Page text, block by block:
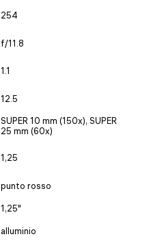
254
f/11.8
1.1
12.5
SUPER 10 mm (150x), SUPER
25 mm (60x)
1,25
punto rosso
1,25"
alluminio